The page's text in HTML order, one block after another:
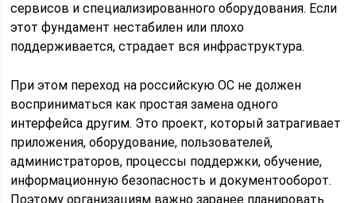
сервисов и специализированного оборудования. Если
этот фундамент нестабилен или плохо
поддерживается, страдает вся инфраструктура.
При этом переход на российскую ОС не должен
восприниматься как простая замена одного
интерфейса другим. Это проект, который затрагивает
приложения, оборудование, пользователей,
администраторов, процессы поддержки, обучение,
информационную безопасность и документооборот.
Поэтому организациям важно заранее планировать